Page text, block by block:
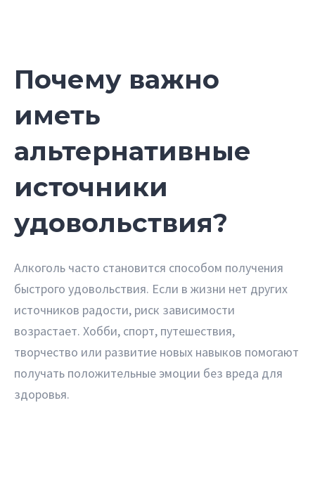
Почему важно
иметь
альтернативные
источники
удовольствия?
Алкоголь часто становится способом получения
быстрого удовольствия. Если в жизни нет других
источников радости, риск зависимости
возрастает. Хобби, спорт, путешествия,
творчество или развитие новых навыков помогают
получать положительные эмоции без вреда для
здоровья.